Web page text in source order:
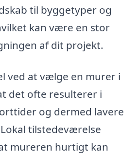
til byggetyper og
kan være en stor
af dit projekt.
ved at vælge en murer i
det ofte resulterer i
og dermed lavere
tilstedeværelse
mureren hurtigt kan